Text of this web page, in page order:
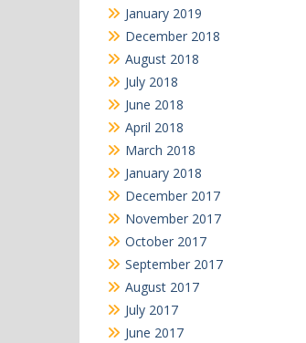
January 2019
December 2018
August 2018
July 2018
June 2018
April 2018
March 2018
January 2018
December 2017
November 2017
October 2017
September 2017
August 2017
July 2017
June 2017